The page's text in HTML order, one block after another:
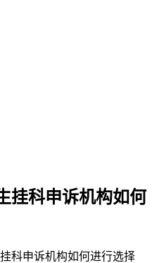
挂科申诉机构如何
科申诉机构如何进行选择